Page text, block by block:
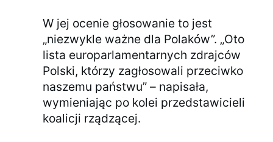
W jej ocenie głosowanie to jest
„niezwykle ważne dla Polaków”. „Oto
lista europarlamentarnych zdrajców
Polski, którzy zagłosowali przeciwko
naszemu państwu” – napisała,
wymieniając po kolei przedstawicieli
koalicji rządzącej.